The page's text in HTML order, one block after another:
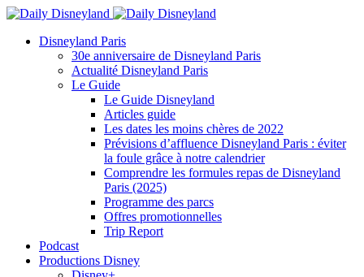
Disneyland Paris
30e anniversaire de Disneyland Paris
Actualité Disneyland Paris
Le Guide
Le Guide Disneyland
Articles guide
Les dates les moins chères de 2022
Prévisions d’affluence Disneyland Paris : éviter
la foule grâce à notre calendrier
Comprendre les formules repas de Disneyland
Paris (2025)
Programme des parcs
Offres promotionnelles
Trip Report
Podcast
Productions Disney